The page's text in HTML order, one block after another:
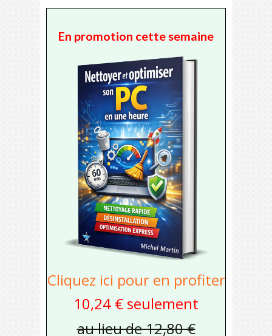
En promotion cette semaine
Cliquez ici pour en profiter
10,24 € seulement
au lieu de 12,80 €